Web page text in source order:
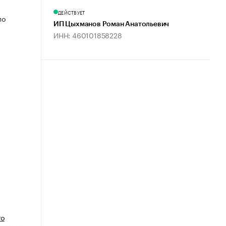
ДЕЙСТВУЕТ
ИП Цыхманов Роман Анатольевич
ИНН: 460101858228